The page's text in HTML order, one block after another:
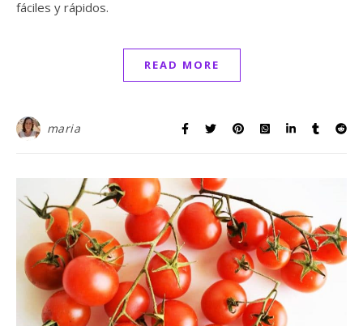
fáciles y rápidos.
READ MORE
maria